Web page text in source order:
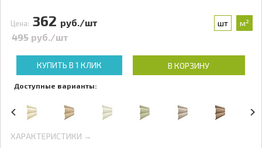
Цена: 362 руб./шт шт м²
495 руб./шт
КУПИТЬ В 1 КЛИК В КОРЗИНУ
Доступные варианты:
ХАРАКТЕРИСТИКИ →